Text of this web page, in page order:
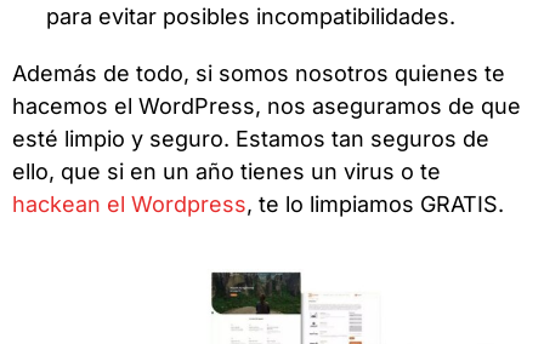
para evitar posibles incompatibilidades.
Además de todo, si somos nosotros quienes te
hacemos el WordPress, nos aseguramos de que
esté limpio y seguro. Estamos tan seguros de
ello, que si en un año tienes un virus o te
hackean el Wordpress, te lo limpiamos GRATIS.